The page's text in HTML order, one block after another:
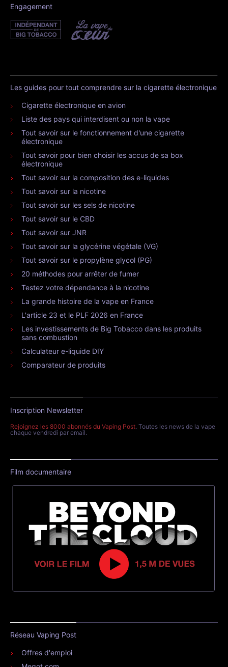
Engagement
Les guides pour tout comprendre sur la cigarette électronique
Cigarette électronique en avion
Liste des pays qui interdisent ou non la vape
Tout savoir sur le fonctionnement d'une cigarette
électronique
Tout savoir pour bien choisir les accus de sa box
électronique
Tout savoir sur la composition des e-liquides
Tout savoir sur la nicotine
Tout savoir sur les sels de nicotine
Tout savoir sur le CBD
Tout savoir sur JNR
Tout savoir sur la glycérine végétale (VG)
Tout savoir sur le propylène glycol (PG)
20 méthodes pour arrêter de fumer
Testez votre dépendance à la nicotine
La grande histoire de la vape en France
L'article 23 et le PLF 2026 en France
Les investissements de Big Tobacco dans les produits
sans combustion
Calculateur e-liquide DIY
Comparateur de produits
Inscription Newsletter
Rejoignez les 8000 abonnés du Vaping Post. Toutes les news de la vape
chaque vendredi par email.
Film documentaire
Réseau Vaping Post
Offres d'emploi